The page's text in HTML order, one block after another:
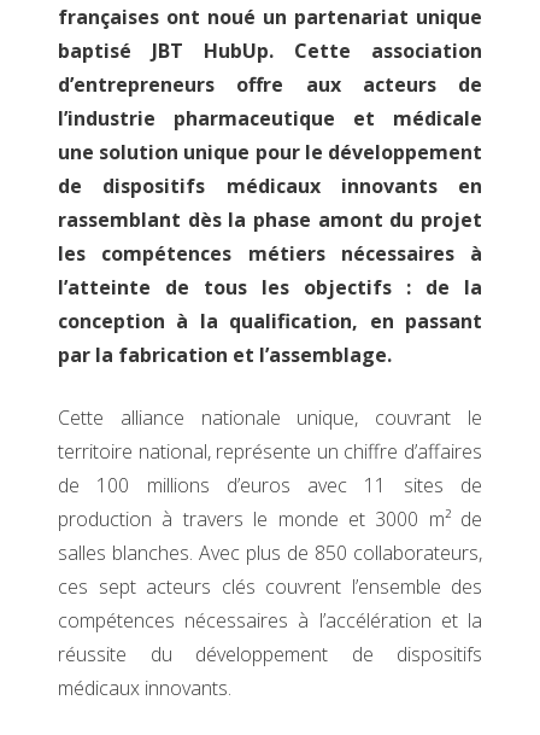
françaises ont noué un partenariat unique
baptisé JBT HubUp. Cette association
d’entrepreneurs offre aux acteurs de
l’industrie pharmaceutique et médicale
une solution unique pour le développement
de dispositifs médicaux innovants en
rassemblant dès la phase amont du projet
les compétences métiers nécessaires à
l’atteinte de tous les objectifs : de la
conception à la qualification, en passant
par la fabrication et l’assemblage.
Cette alliance nationale unique, couvrant le
territoire national, représente un chiffre d’affaires
de 100 millions d’euros avec 11 sites de
production à travers le monde et 3000 m² de
salles blanches. Avec plus de 850 collaborateurs,
ces sept acteurs clés couvrent l’ensemble des
compétences nécessaires à l’accélération et la
réussite du développement de dispositifs
médicaux innovants.